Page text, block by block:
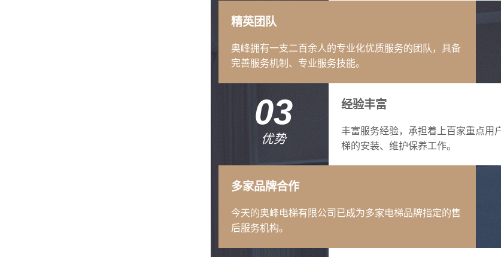
精英团队
奥峰拥有一支二百余人的专业化优质服务的团队，具备
完善服务机制、专业服务技能。
03
优势
经验丰富
丰富服务经验，承担着上百家重点用
梯的安装、维护保养工作。
多家品牌合作
今天的奥峰电梯有限公司已成为多家电梯品牌指定的售
后服务机构。